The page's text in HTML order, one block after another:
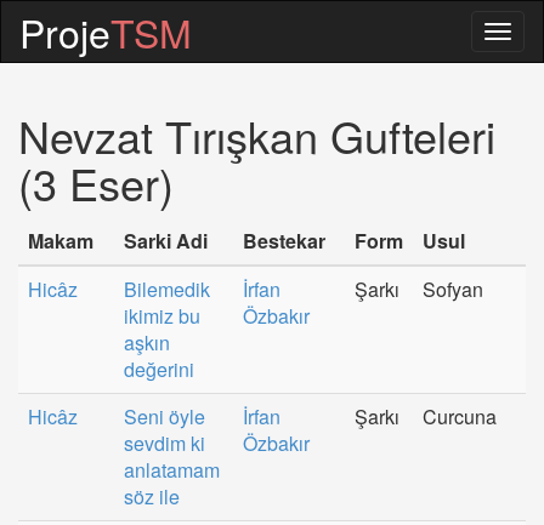
ProjeTSM
Nevzat Tırışkan Gufteleri
(3 Eser)
Makam Sarki Adi Bestekar Form
Usul
Hicâz
Bilemedik
ikimiz bu
aşkın
değerini
İrfan
Özbakır
Şarkı Sofyan
Hicâz
Seni öyle
sevdim ki
anlatamam
söz ile
İrfan
Özbakır
Şarkı Curcuna